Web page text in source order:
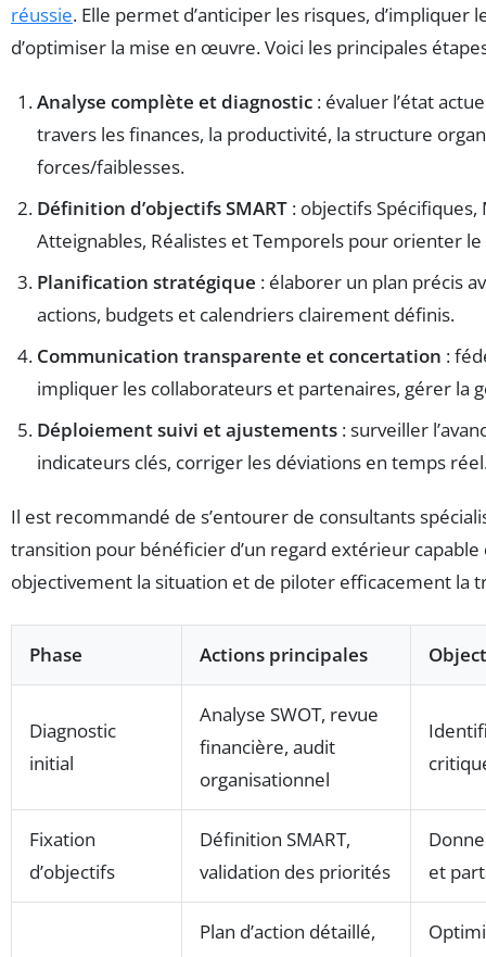
réussie. Elle permet d’anticiper les risques, d’impliquer
d’optimiser la mise en œuvre. Voici les principales
Analyse complète et diagnostic : évaluer l’état
travers les finances, la productivité, la structure
forces/faiblesses.
Définition d’objectifs SMART : objectifs Spécifiques,
Atteignables, Réalistes et Temporels pour orienter le
Planification stratégique : élaborer un plan précis
actions, budgets et calendriers clairement définis.
Communication transparente et concertation :
impliquer les collaborateurs et partenaires, gérer la
Déploiement suivi et ajustements : surveiller
indicateurs clés, corriger les déviations en temps
Il est recommandé de s’entourer de consultants
transition pour bénéficier d’un regard extérieur capable
objectivement la situation et de piloter efficacement la
Phase Actions principales
Diagnostic
initial
Analyse SWOT, revue
financière, audit
organisationnel
Fixation
d’objectifs
Définition SMART,
validation des priorités
et
Plan d’action détaillé,